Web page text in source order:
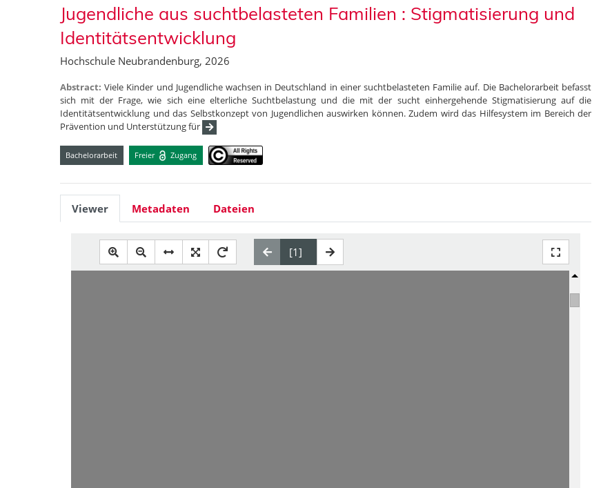
Jugendliche aus suchtbelasteten Familien : Stigmatisierung und
Identitätsentwicklung
Hochschule Neubrandenburg, 2026
Abstract:Viele Kinder und Jugendliche wachsen in Deutschland in einer suchtbelasteten Familie auf. Die Bachelorarbeit befasst
sich mit der Frage, wie sich eine elterliche Suchtbelastung und die mit der sucht einhergehende Stigmatisierung auf die
Identitätsentwicklung und das Selbstkonzept von Jugendlichen auswirken können. Zudem wird das Hilfesystem im Bereich der
Prävention und Unterstützung für
Bachelorarbeit Freier Zugang
Viewer Metadaten Dateien